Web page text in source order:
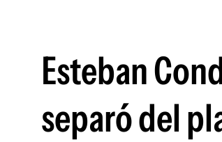
Esteban
separó del